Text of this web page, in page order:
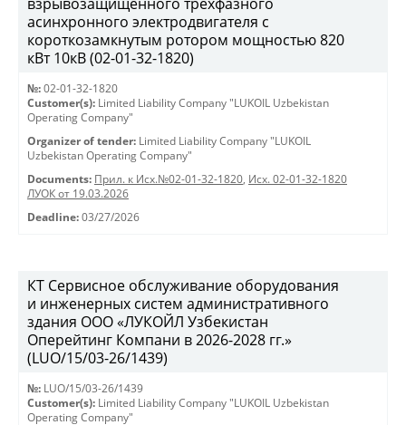
асинхронного электродвигателя с
короткозамкнутым ротором мощностью 820
кВт 10кВ (02-01-32-1820)
№: 02-01-32-1820
Customer(s): Limited Liability Company "LUKOIL Uzbekistan
Operating Company"
Organizer of tender: Limited Liability Company "LUKOIL
Uzbekistan Operating Company"
Documents: Прил. к Исх.№02-01-32-1820, Исх. 02-01-32-1820
ЛУОК от 19.03.2026
Deadline: 03/27/2026
КТ Сервисное обслуживание оборудования
и инженерных систем административного
здания ООО «ЛУКОЙЛ Узбекистан
Оперейтинг Компани в 2026-2028 гг.»
(LUO/15/03-26/1439)
№: LUO/15/03-26/1439
Customer(s): Limited Liability Company "LUKOIL Uzbekistan
Operating Company"